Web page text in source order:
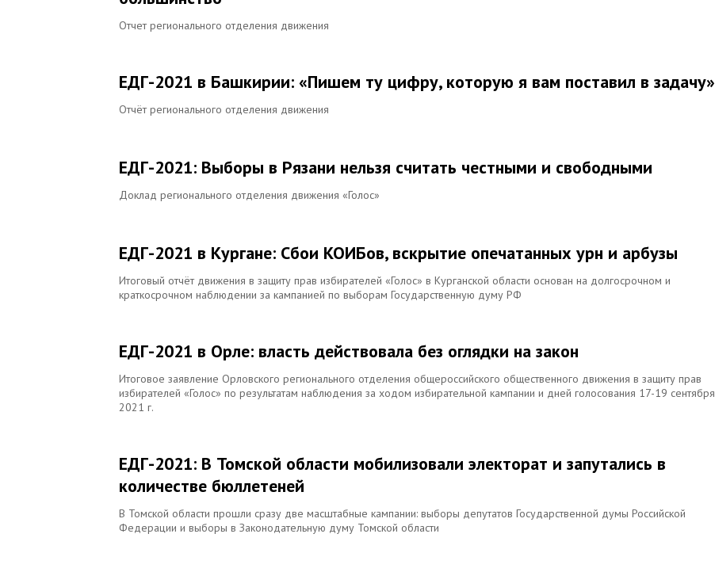
Отчет регионального отделения движения
ЕДГ-2021 в Башкирии: «Пишем ту цифру, которую я вам поставил в задачу»
Отчёт регионального отделения движения
ЕДГ-2021: Выборы в Рязани нельзя считать честными и свободными
Доклад регионального отделения движения «Голос»
ЕДГ-2021 в Кургане: Сбои КОИБов, вскрытие опечатанных урн и арбузы
Итоговый отчёт движения в защиту прав избирателей «Голос» в Курганской области основан на долгосрочном и
краткосрочном наблюдении за кампанией по выборам Государственную думу РФ
ЕДГ-2021 в Орле: власть действовала без оглядки на закон
Итоговое заявление Орловского регионального отделения общероссийского общественного движения в защиту прав
избирателей «Голос» по результатам наблюдения за ходом избирательной кампании и дней голосования 17-19 сентября
2021 г.
ЕДГ-2021: В Томской области мобилизовали электорат и запутались в
количестве бюллетеней
В Томской области прошли сразу две масштабные кампании: выборы депутатов Государственной думы Российской
Федерации и выборы в Законодательную думу Томской области